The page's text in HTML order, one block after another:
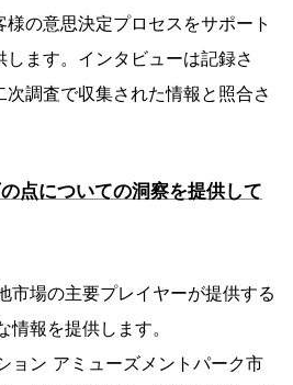
の意思決定プロセスをサポート
ます。インタビューは記録さ
調査で収集された情報と照合さ
点についての洞察を提供して
市場の主要プレイヤーが提供する
報を提供します。
ョン アミューズメントパーク市